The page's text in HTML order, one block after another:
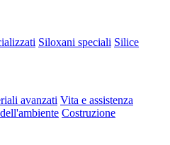
Siloxani speciali Silice
avanzati Vita e assistenza
Costruzione